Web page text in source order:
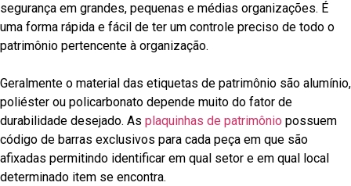
segurança em grandes, pequenas e médias organizações. É
uma forma rápida e fácil de ter um controle preciso de todo o
patrimônio pertencente à organização.
Geralmente o material das etiquetas de patrimônio são alumínio,
poliéster ou policarbonato depende muito do fator de
durabilidade desejado. As plaquinhas de patrimônio possuem
código de barras exclusivos para cada peça em que são
afixadas permitindo identificar em qual setor e em qual local
determinado item se encontra.